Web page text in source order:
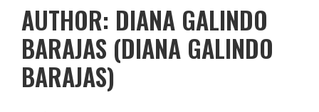
AUTHOR: DIANA GALINDO
BARAJAS (DIANA GALINDO
BARAJAS)